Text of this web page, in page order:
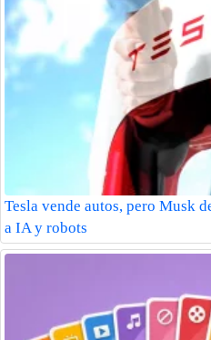
Tesla vende autos, pero Musk
a IA y robots